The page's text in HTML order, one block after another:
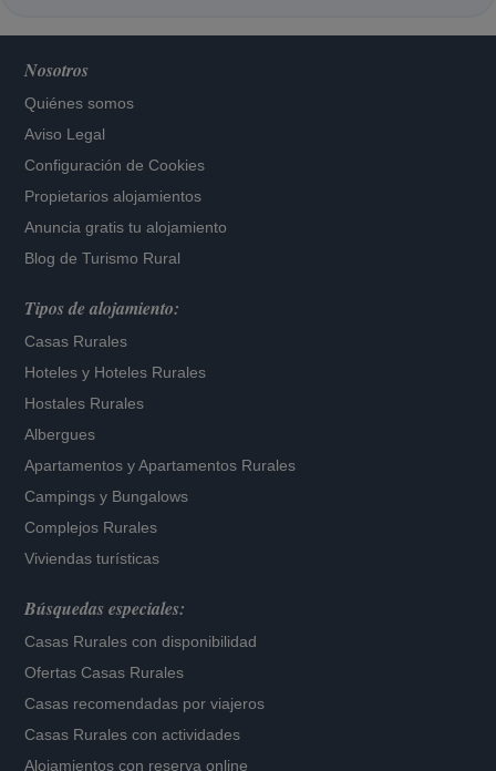
Nosotros
Quiénes somos
Aviso Legal
Configuración de Cookies
Propietarios alojamientos
Anuncia gratis tu alojamiento
Blog de Turismo Rural
Tipos de alojamiento:
Casas Rurales
Hoteles y Hoteles Rurales
Hostales Rurales
Albergues
Apartamentos yApartamentos Rurales
Campings y Bungalows
Complejos Rurales
Viviendas turísticas
Búsquedas especiales:
Casas Rurales con disponibilidad
Ofertas Casas Rurales
Casas recomendadas por viajeros
Casas Rurales con actividades
Alojamientos con reserva online